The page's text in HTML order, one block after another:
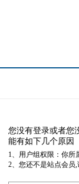
您没有登录或者您
能有如下几个原因
1、用户组权限：你所
2、您还不是站点会员